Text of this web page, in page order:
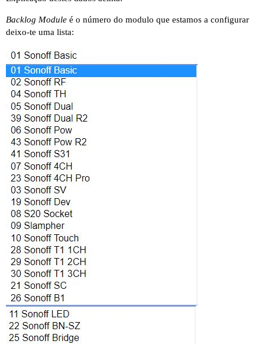
Backlog Module é o número do modulo que estamos a configurar
deixo-te uma lista: